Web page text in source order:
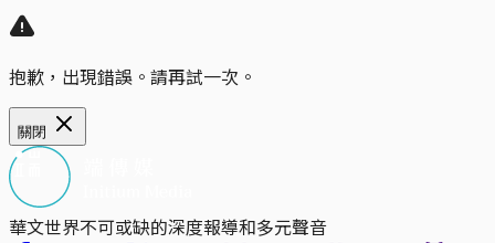
抱歉，出現錯誤。請再試一次。
關閉
華文世界不可或缺的深度報導和多元聲音